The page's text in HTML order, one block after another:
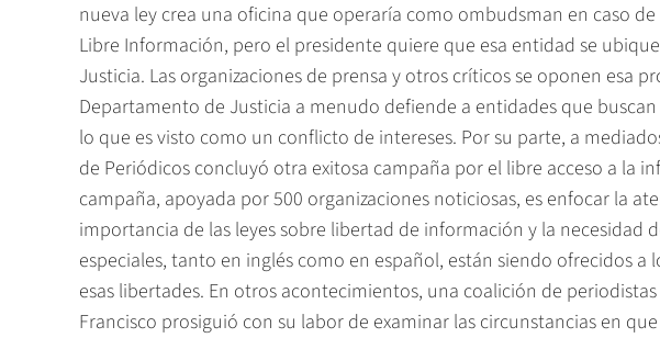
nueva ley crea una oficina que operaría como ombudsman en caso
Libre Información, pero el presidente quiere que esa entidad se
Justicia. Las organizaciones de prensa y otros críticos se oponen esa
Departamento de Justicia a menudo defiende a entidades que
lo que es visto como un conflicto de intereses. Por su parte, a
de Periódicos concluyó otra exitosa campaña por el libre acceso a la
campaña, apoyada por 500 organizaciones noticiosas, es enfocar la
importancia de las leyes sobre libertad de información y la necesidad
especiales, tanto en inglés como en español, están siendo ofrecidos
esas libertades. En otros acontecimientos, una coalición de
Francisco prosiguió con su labor de examinar las circunstancias en